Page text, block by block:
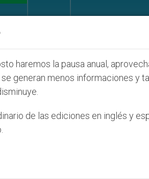
(y no sólo) en Tierra
haremos la pausa anual,
generan menos informaciones y
de las ediciones en inglés y